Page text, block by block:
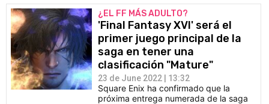
¿EL FF MÁS ADULTO?
'Final Fantasy XVI' será el
primer juego principal de la
saga en tener una
clasificación "Mature"
23 de June 2022 | 13:32
Square Enix ha confirmado que la
próxima entrega numerada de la saga